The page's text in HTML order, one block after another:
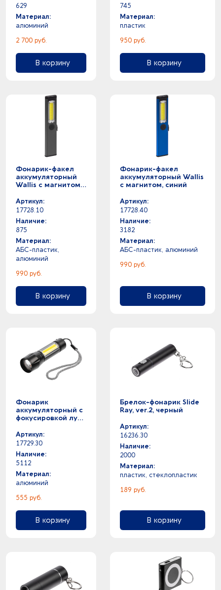
629
Материал:
алюминий
2 700 руб.
В корзину
745
Материал:
пластик
950 руб.
В корзину
Фонарик-факел
аккумуляторный
Wallis с магнитом,
Артикул:
17728.10
Наличие:
875
Материал:
АБС-пластик,
алюминий
990 руб.
В корзину
Фонарик-факел
аккумуляторный Wallis
с магнитом, синий
Артикул:
17728.40
Наличие:
3182
Материал:
АБС-пластик, алюминий
990 руб.
В корзину
Фонарик
аккумуляторный с
фокусировкой луча
Артикул:
17729.30
Наличие:
5112
Материал:
алюминий
555 руб.
В корзину
Брелок-фонарик Slide
Ray, ver.2, черный
Артикул:
16236.30
Наличие:
2000
Материал:
пластик, стеклопластик
189 руб.
В корзину